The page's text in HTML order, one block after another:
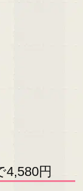
円